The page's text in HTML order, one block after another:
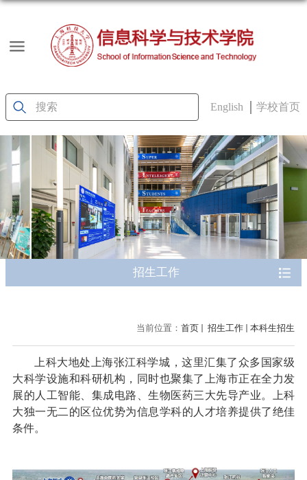
English 学校首页
招生工作
当前位置： 首页 招生工作 本科生招生
上科大地处上海张江科学城，这里汇集了众多国家级
大科学设施和科研机构，同时也聚集了上海市正在全力发
展的人工智能、集成电路、生物医药三大先导产业。上科
大独一无二的区位优势为信息学科的人才培养提供了绝佳
条件。